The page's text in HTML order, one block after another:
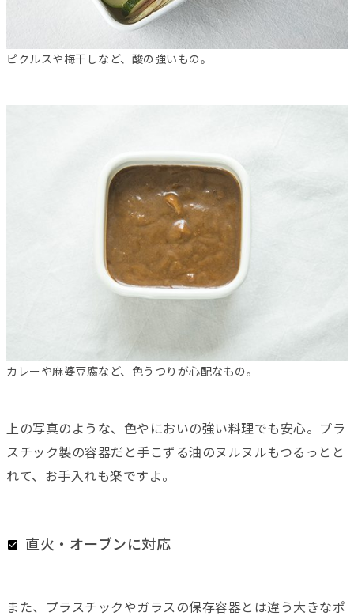
ピクルスや梅干しなど、酸の強いもの。
カレーや麻婆豆腐など、色うつりが心配なもの。
上の写真のような、色やにおいの強い料理でも安心。プラ
スチック製の容器だと手こずる油のヌルヌルもつるっとと
れて、お手入れも楽ですよ。
直火・オーブンに対応
また、プラスチックやガラスの保存容器とは違う大きなポ